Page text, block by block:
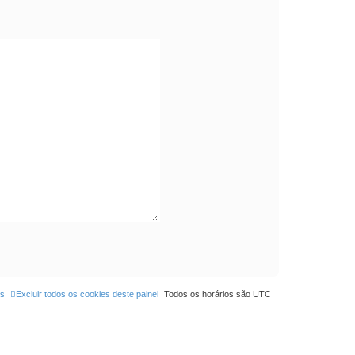
Todos os horários são UTC
Excluir todos os cookies deste painel